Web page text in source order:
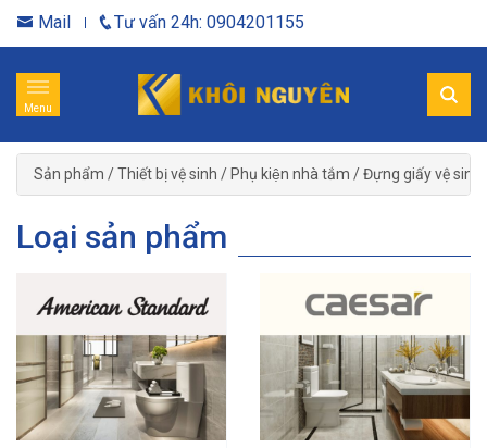
Mail Tư vấn 24h: 0904201155
Menu
Sản phẩm /Thiết bị vệ sinh / Phụ kiện nhà tắm /Đựng giấy vệ sinh
Loại sản phẩm